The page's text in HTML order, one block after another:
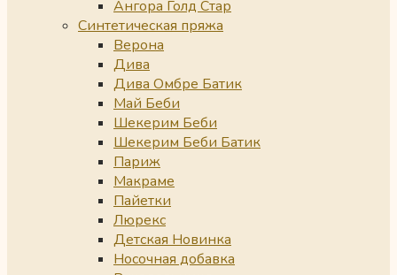
Ангора Голд Стар
Синтетическая пряжа
Верона
Дива
Дива Омбре Батик
Май Беби
Шекерим Беби
Шекерим Беби Батик
Париж
Макраме
Пайетки
Люрекс
Детская Новинка
Носочная добавка